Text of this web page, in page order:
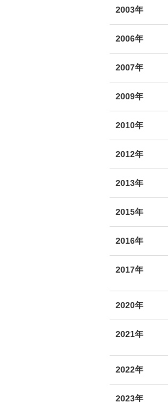
2003年
2006年
2007年
2009年
2010年
2012年
2013年
2015年
2016年
2017年
2020年
2021年
2022年
2023年